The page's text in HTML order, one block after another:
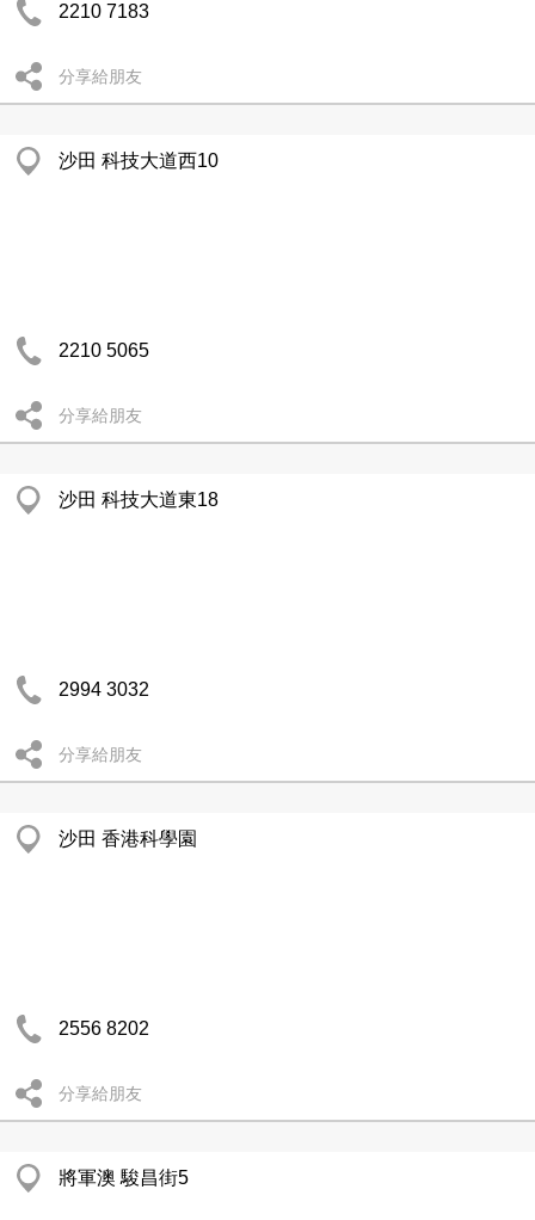
2210 7183
分享給朋友
沙田 科技大道西10
2210 5065
分享給朋友
沙田 科技大道東18
2994 3032
分享給朋友
沙田 香港科學園
2556 8202
分享給朋友
將軍澳 駿昌街5